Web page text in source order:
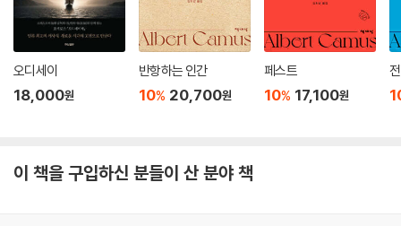
오디세이
18,000원
반항하는 인간
10% 20,700원
페스트
10% 17,100원
이 책을 구입하신 분들이 산 분야 책